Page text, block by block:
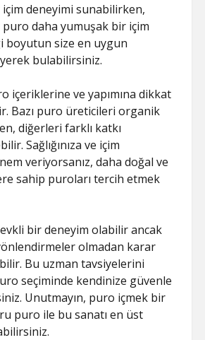
deneyimi sunabilirken,
daha yumuşak bir içim
boyutun size en uygun
bulabilirsiniz.
içeriklerine ve yapımına dikkat
Bazı puro üreticileri organik
diğerleri farklı katkı
Sağlığınıza ve içim
veriyorsanız, daha doğal ve
sahip puroları tercih etmek
bir deneyim olabilir ancak
olmadan karar
Bu uzman tavsiyelerini
seçiminde kendinize güvenle
Unutmayın, puro içmek bir
puro ile bu sanatı en üst